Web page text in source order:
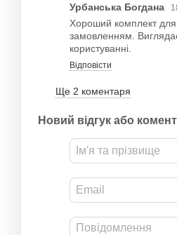
Урбанська Богдана
Хороший комплект для
замовленням.
користуванні.
Відповісти
Ще 2 коментаря
Новий відгук або